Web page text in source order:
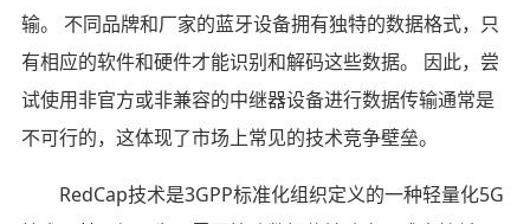
输。 不同品牌和厂家的蓝牙设备拥有独特的数据格式，只
有相应的软件和硬件才能识别和解码这些数据。 因此，尝
试使用非官方或非兼容的中继器设备进行数据传输通常是
不可行的，这体现了市场上常见的技术竞争壁垒。
RedCap技术是3GPP标准化组织定义的一种轻量化5G